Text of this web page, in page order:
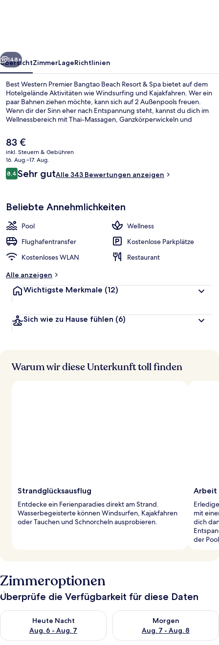
&
Spa
Weiter
148+
ÜbersichtZimmerLageRichtlinien
Best Western Premier Bangtao Beach Resort & Spa bietet auf dem
Hotelgelände Aktivitäten wie Windsurfing und Kajakfahren. Wer ein
paar Bahnen ziehen möchte, kann sich auf 2 Außenpools freuen.
Wenn dir der Sinn eher nach Entspannung steht, kannst du dich im
Wellnessbereich mit Thai-Massagen, Ganzkörperwickeln und
eins von 2 Restaurants, ist zum Frühstück, Mittagessen und
Abendessen geöffnet. Weitere Highlights sind 2 Bars/Lounges,
eine Poolbar und Fitnessmöglichkeiten. Andere Reisende mögen
das hilfsbereite Personal und den allgemeinen Zustand der
Unterkunft.
Der
aktuelle
Preis
beträgt
83 €.
83 €
inkl. Steuern & Gebühren
16. Aug.–17. Aug.
Bewertungen
8,48,4 von 10.
Sehr gutAlle 343 Bewertungen anzeigen
Beliebte Annehmlichkeiten
Pool
Wellness
Flughafentransfer
Kostenlose Parkplätze
Kostenloses WLAN
Restaurant
Alle anzeigen
Wichtigste Merkmale (12)
Sich wie zu Hause fühlen (6)
Warum wir diese Unterkunft toll finden
Strandglücksausflug
Entdecke ein Ferienparadies direkt am Strand.
Wasserbegeisterte können Windsurfen, Kajakfahren
oder Tauchen und Schnorcheln ausprobieren.
Arbeit
mit
dich
der
Zimmeroptionen
Überprüfe die Verfügbarkeit für diese Daten
Heute Nacht
Aug. 6 - Aug. 7
Überprüfe die Verfügbarkeit für heute Nacht, Aug. 6 - Aug. 7.
Morgen
Aug. 7 - Aug. 8
Überprüfe die Verfügbarkeit